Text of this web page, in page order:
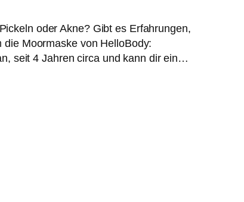
oder Akne? Gibt es Erfahrungen,
Moormaske von HelloBody:
seit 4 Jahren circa und kann dir ein…